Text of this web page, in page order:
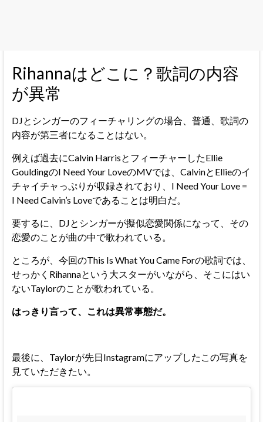
Rihannaはどこに？歌詞の内容
が異常
DJとシンガーのフィーチャリングの場合、普通、歌詞の
内容が第三者になることはない。
例えば過去にCalvin HarrisとフィーチャーしたEllie
GouldingのI Need Your LoveのMVでは、CalvinとEllieのイ
チャイチャっぷりが収録されており、I Need Your Love =
I Need Calvin’s Loveであることは明白だ。
要するに、DJとシンガーが擬似恋愛関係になって、その
恋愛のことが曲の中で歌われている。
ところが、今回のThis Is What You Came Forの歌詞では、
せっかくRihannaという大スターがいながら、そこにはい
ないTaylorのことが歌われている。
はっきり言って、これは異常事態だ。
最後に、Taylorが先日Instagramにアップしたこの写真を
見ていただきたい。